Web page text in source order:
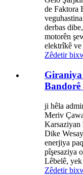
de Faktora
derbas
motorên
elektrîkê
Zêdetir
Bandorê
ji hêla
Meriv
Karsaziyan
Dike
enerjiya
pîşesaziya
Lêbelê,
Zêdetir